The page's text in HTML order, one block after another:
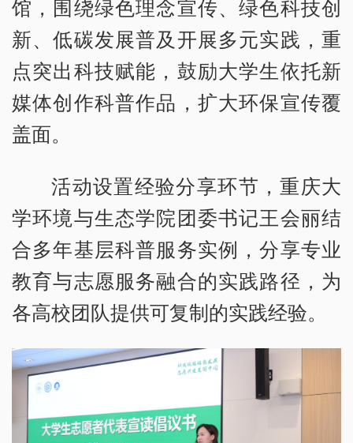
馆，围绕绿色理念宣传、绿色科技创
新、低碳发展普及开展多元实践，重
点突出科技赋能，鼓励大学生依托新
媒体创作科普作品，扩大环保宣传覆
盖面。
活动设置经验分享环节，重庆大
学环境与生态学院团委书记王会丽结
合多年基层科普服务实例，分享专业
教育与志愿服务融合的实践路径，为
各高校团队提供可复制的实践经验。